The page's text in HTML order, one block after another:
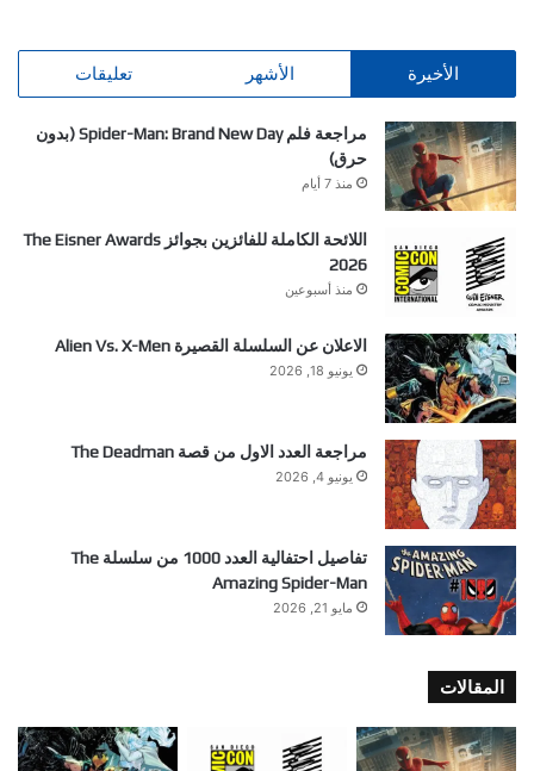
الأخيرة الأشهر تعليقات
مراجعة فلم Spider-Man: Brand New Day (بدون
حرق)
منذ 7 أيام
اللائحة الكاملة للفائزين بجوائز The Eisner Awards
2026
منذ أسبوعين
الاعلان عن السلسلة القصيرة Alien Vs. X-Men
يونيو 18, 2026
مراجعة العدد الاول من قصة The Deadman
يونيو 4, 2026
تفاصيل احتفالية العدد 1000 من سلسلة The
Amazing Spider-Man
مايو 21, 2026
المقالات